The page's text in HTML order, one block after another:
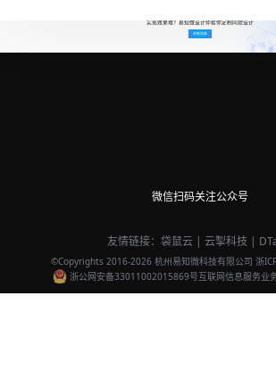
实现效果难？易知微设计师帮你定制同款设计
定制同款
微信扫码关注公众号
友情链接： 袋鼠云 | 云掣科技 |
©Copyrights 2016-2026 杭州易知微科技有限公司 浙
浙公网安备33011002015869号互联网信息服务业